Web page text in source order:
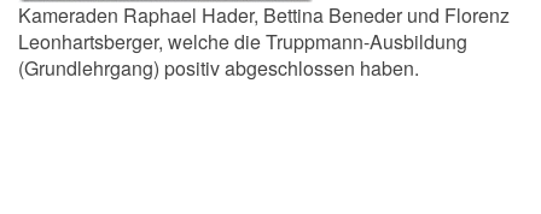
Kameraden Raphael Hader, Bettina Beneder und Florenz
Leonhartsberger, welche die Truppmann-Ausbildung
(Grundlehrgang) positiv abgeschlossen haben.